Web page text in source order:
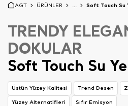
AGT ÜRÜNLER ... Soft Touch Su
TRENDY
DOKULAR
Soft Touch Su
Üstün Yüzey Kalitesi Trend Desen
Yüzey Alternatifleri
Sıfır Emisyon